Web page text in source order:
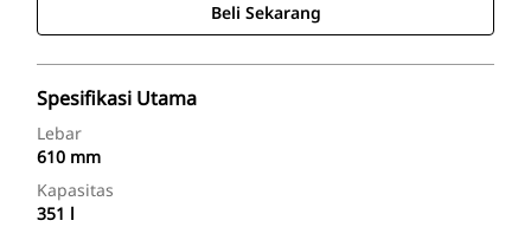
Beli Sekarang
Spesifikasi Utama
Lebar
610 mm
Kapasitas
351 l